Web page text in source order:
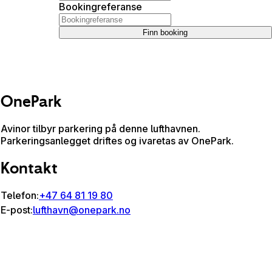
Bookingreferanse
Finn booking
OnePark
Avinor tilbyr parkering på denne lufthavnen.
Parkeringsanlegget driftes og ivaretas av OnePark.
Kontakt
Telefon:+47 64 81 19 80
E-post:lufthavn@onepark.no